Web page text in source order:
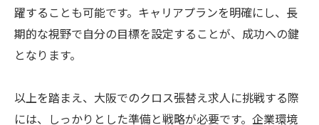
躍することも可能です。キャリアプランを明確にし、長
期的な視野で自分の目標を設定することが、成功への鍵
となります。
以上を踏まえ、大阪でのクロス張替え求人に挑戦する際
には、しっかりとした準備と戦略が必要です。企業環境